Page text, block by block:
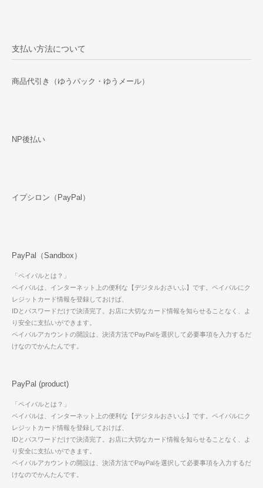
支払い方法について
商品代引き（ゆうパック・ゆうメール）
NP後払い
イプシロン（PayPal）
PayPal（Sandbox）
「ペイパルとは？」
ペイパルは、インターネット上の便利な【デジタルおさいふ】です。ペイパルにク
レジットカード情報を登録しておけば、
IDとパスワードだけで決済完了。お店に大切なカード情報を知らせることなく、よ
り安全に支払いができます。
ペイパルアカウントの開設は、決済方法でPayPalを選択して必要事項を入力するだ
けなのでかんたんです。
PayPal (product)
「ペイパルとは？」
ペイパルは、インターネット上の便利な【デジタルおさいふ】です。ペイパルにク
レジットカード情報を登録しておけば、
IDとパスワードだけで決済完了。お店に大切なカード情報を知らせることなく、よ
り安全に支払いができます。
ペイパルアカウントの開設は、決済方法でPayPalを選択して必要事項を入力するだ
けなのでかんたんです。